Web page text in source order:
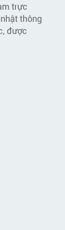
trực
thông
được